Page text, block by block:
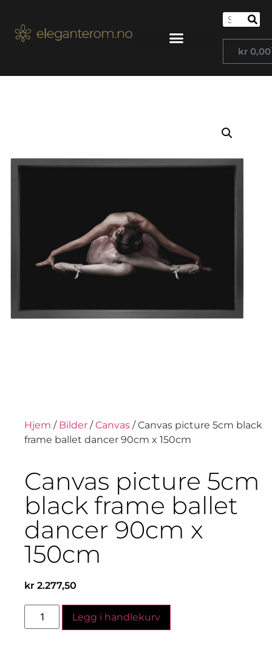
kr0,00
Hjem / Bilder /Canvas / Canvas picture 5cm black
frame ballet dancer 90cm x 150cm
Canvas picture 5cm
black frame ballet
dancer 90cm x
150cm
kr 2.277,50
Legg i handlekurv